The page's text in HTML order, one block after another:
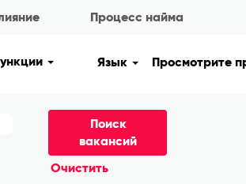
Процесс найма
Язык Просмотрите
Очистить